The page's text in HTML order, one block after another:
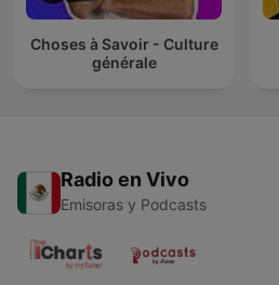
Choses à Savoir - Culture
générale
Radio en Vivo
Emisoras y Podcasts